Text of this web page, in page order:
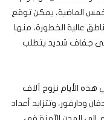
الخمس الماضية، يمكن توقع
عالية الخطورة، منها
تتطور إلى جفاف شديد يتطلب
الأيام نزوح آلاف
ودارفور، وتتزايد أعداد